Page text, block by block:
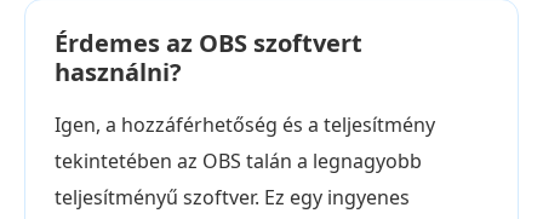
Érdemes az OBS szoftvert
használni?
Igen, a hozzáférhetőség és a teljesítmény
tekintetében az OBS talán a legnagyobb
teljesítményű szoftver. Ez egy ingyenes